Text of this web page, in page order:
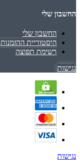
החשבון שלי
החשבון שלי
היסטוריית ההזמנות
רשימת תפוצה
נגישות
נגישות